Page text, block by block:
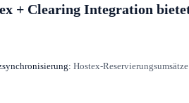
+ Clearing Integration
Hostex-